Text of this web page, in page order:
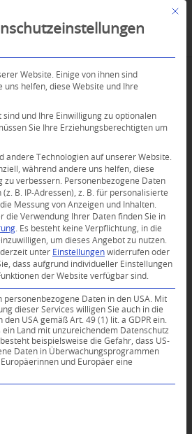
0
Mit
Website. Einige von ihnen sind
uns helfen, diese Website und Ihre
sind und Ihre Einwilligung zu optionalen
Sie Ihre Erziehungsberechtigten um
andere Technologien auf unserer Website.
während andere uns helfen, diese
zu verbessern.
Personenbezogene Daten
B. IP-Adressen), z. B. für personalisierte
Messung von Anzeigen und Inhalten.
die Verwendung Ihrer Daten finden Sie in
Es besteht keine Verpflichtung, in die
um dieses Angebot zu nutzen.
unter Einstellungen widerrufen oder
dass aufgrund individueller Einstellungen
der Website verfügbar sind.
personenbezogene Daten in den USA. Mit
dieser Services willigen Sie auch in die
USA gemäß Art. 49 (1) lit. a GDPR ein.
ein Land mit unzureichendem Datenschutz
beispielsweise die Gefahr, dass US-
Daten in Überwachungsprogrammen
und Europäer eine
der Service-Gruppen, für die